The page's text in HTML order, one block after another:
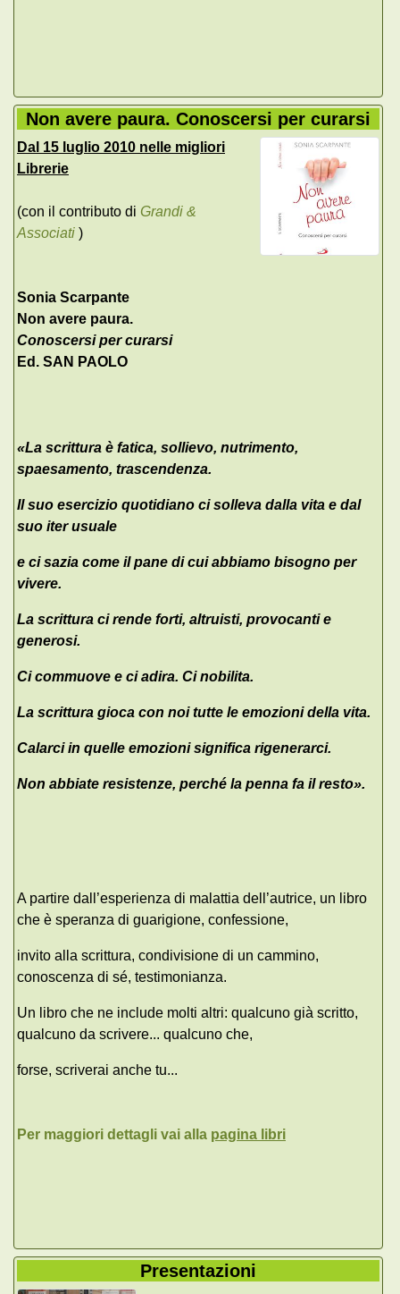
Non avere paura. Conoscersi per curarsi
Dal 15 luglio 2010 nelle migliori
Librerie
(con il contributo di Grandi &
Associati )
Sonia Scarpante
Non avere paura.
Conoscersi per curarsi
Ed. SAN PAOLO
«La scrittura è fatica, sollievo, nutrimento,
spaesamento, trascendenza.
Il suo esercizio quotidiano ci solleva dalla vita e dal
suo iter usuale
e ci sazia come il pane di cui abbiamo bisogno per
vivere.
La scrittura ci rende forti, altruisti, provocanti e
generosi.
Ci commuove e ci adira. Ci nobilita.
La scrittura gioca con noi tutte le emozioni della vita.
Calarci in quelle emozioni significa rigenerarci.
Non abbiate resistenze, perché la penna fa il resto».
A partire dall’esperienza di malattia dell’autrice, un libro
che è speranza di guarigione, confessione,
invito alla scrittura, condivisione di un cammino,
conoscenza di sé, testimonianza.
Un libro che ne include molti altri: qualcuno già scritto,
qualcuno da scrivere... qualcuno che,
forse, scriverai anche tu...
Per maggiori dettagli vai alla pagina libri
Presentazioni